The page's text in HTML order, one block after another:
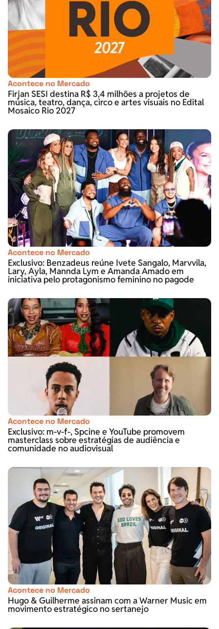
Acontece no Mercado
Firjan SESI destina R$ 3,4 milhões a projetos de
música, teatro, dança, circo e artes visuais no Edital
Mosaico Rio 2027
Acontece no Mercado
Exclusivo: Benzadeus reúne Ivete Sangalo, Marvvila,
Lary, Ayla, Mannda Lym e Amanda Amado em
iniciativa pelo protagonismo feminino no pagode
Acontece no Mercado
Exclusivo: m-v-f-, Spcine e YouTube promovem
masterclass sobre estratégias de audiência e
comunidade no audiovisual
Acontece no Mercado
Hugo & Guilherme assinam com a Warner Music em
movimento estratégico no sertanejo